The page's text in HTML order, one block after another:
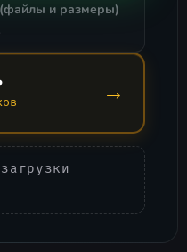
(файлы и размеры)
→